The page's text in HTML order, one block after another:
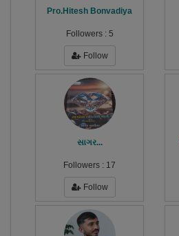
Pro.Hitesh Bonvadiya
Followers : 5
Follow
સાગર...
Followers : 17
Follow